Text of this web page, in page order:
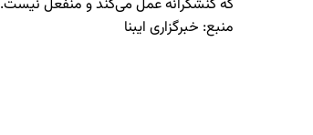
که کنشگرانه عمل می‌کند و منفعل نیست.
منبع: خبرگزاری ایبنا